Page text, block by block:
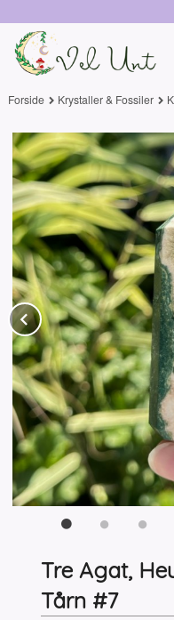
til
innholdet
Forside Krystaller & Fossiler
Prev
Tre Agat,
Tårn #7